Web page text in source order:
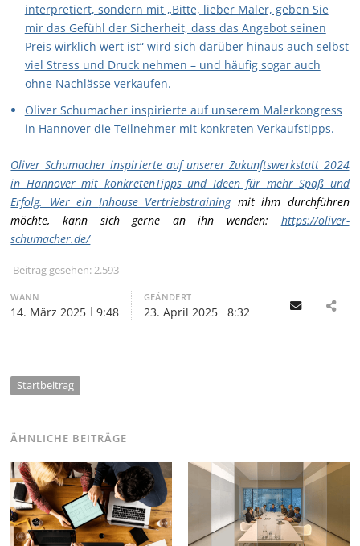
interpretiert, sondern mit „Bitte, lieber Maler, geben Sie
mir das Gefühl der Sicherheit, dass das Angebot seinen
Preis wirklich wert ist“ wird sich darüber hinaus auch selbst
viel Stress und Druck nehmen – und häufig sogar auch
ohne Nachlässe verkaufen.
Oliver Schumacher inspirierte auf unserem Malerkongress
in Hannover die Teilnehmer mit konkreten Verkaufstipps.
Oliver Schumacher inspirierte auf unserer Zukunftswerkstatt 2024
in Hannover mit konkretenTipps und Ideen für mehr Spaß und
Erfolg. Wer ein Inhouse Vertriebstrainingmit ihm durchführen
möchte, kann sich gerne an ihn wenden: https://oliver-
schumacher.de/
Beitrag gesehen:2.593
WANN
14. März 2025 9:48
GEÄNDERT
23. April 2025 8:32 Email
Startbeitrag
ÄHNLICHE BEITRÄGE